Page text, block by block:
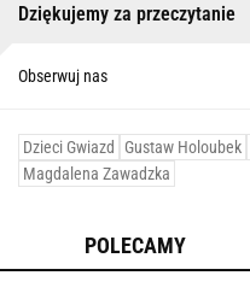
Dziękujemy za przeczytanie
Obserwuj nas
Dzieci Gwiazd Gustaw Holoubek
Magdalena Zawadzka
POLECAMY